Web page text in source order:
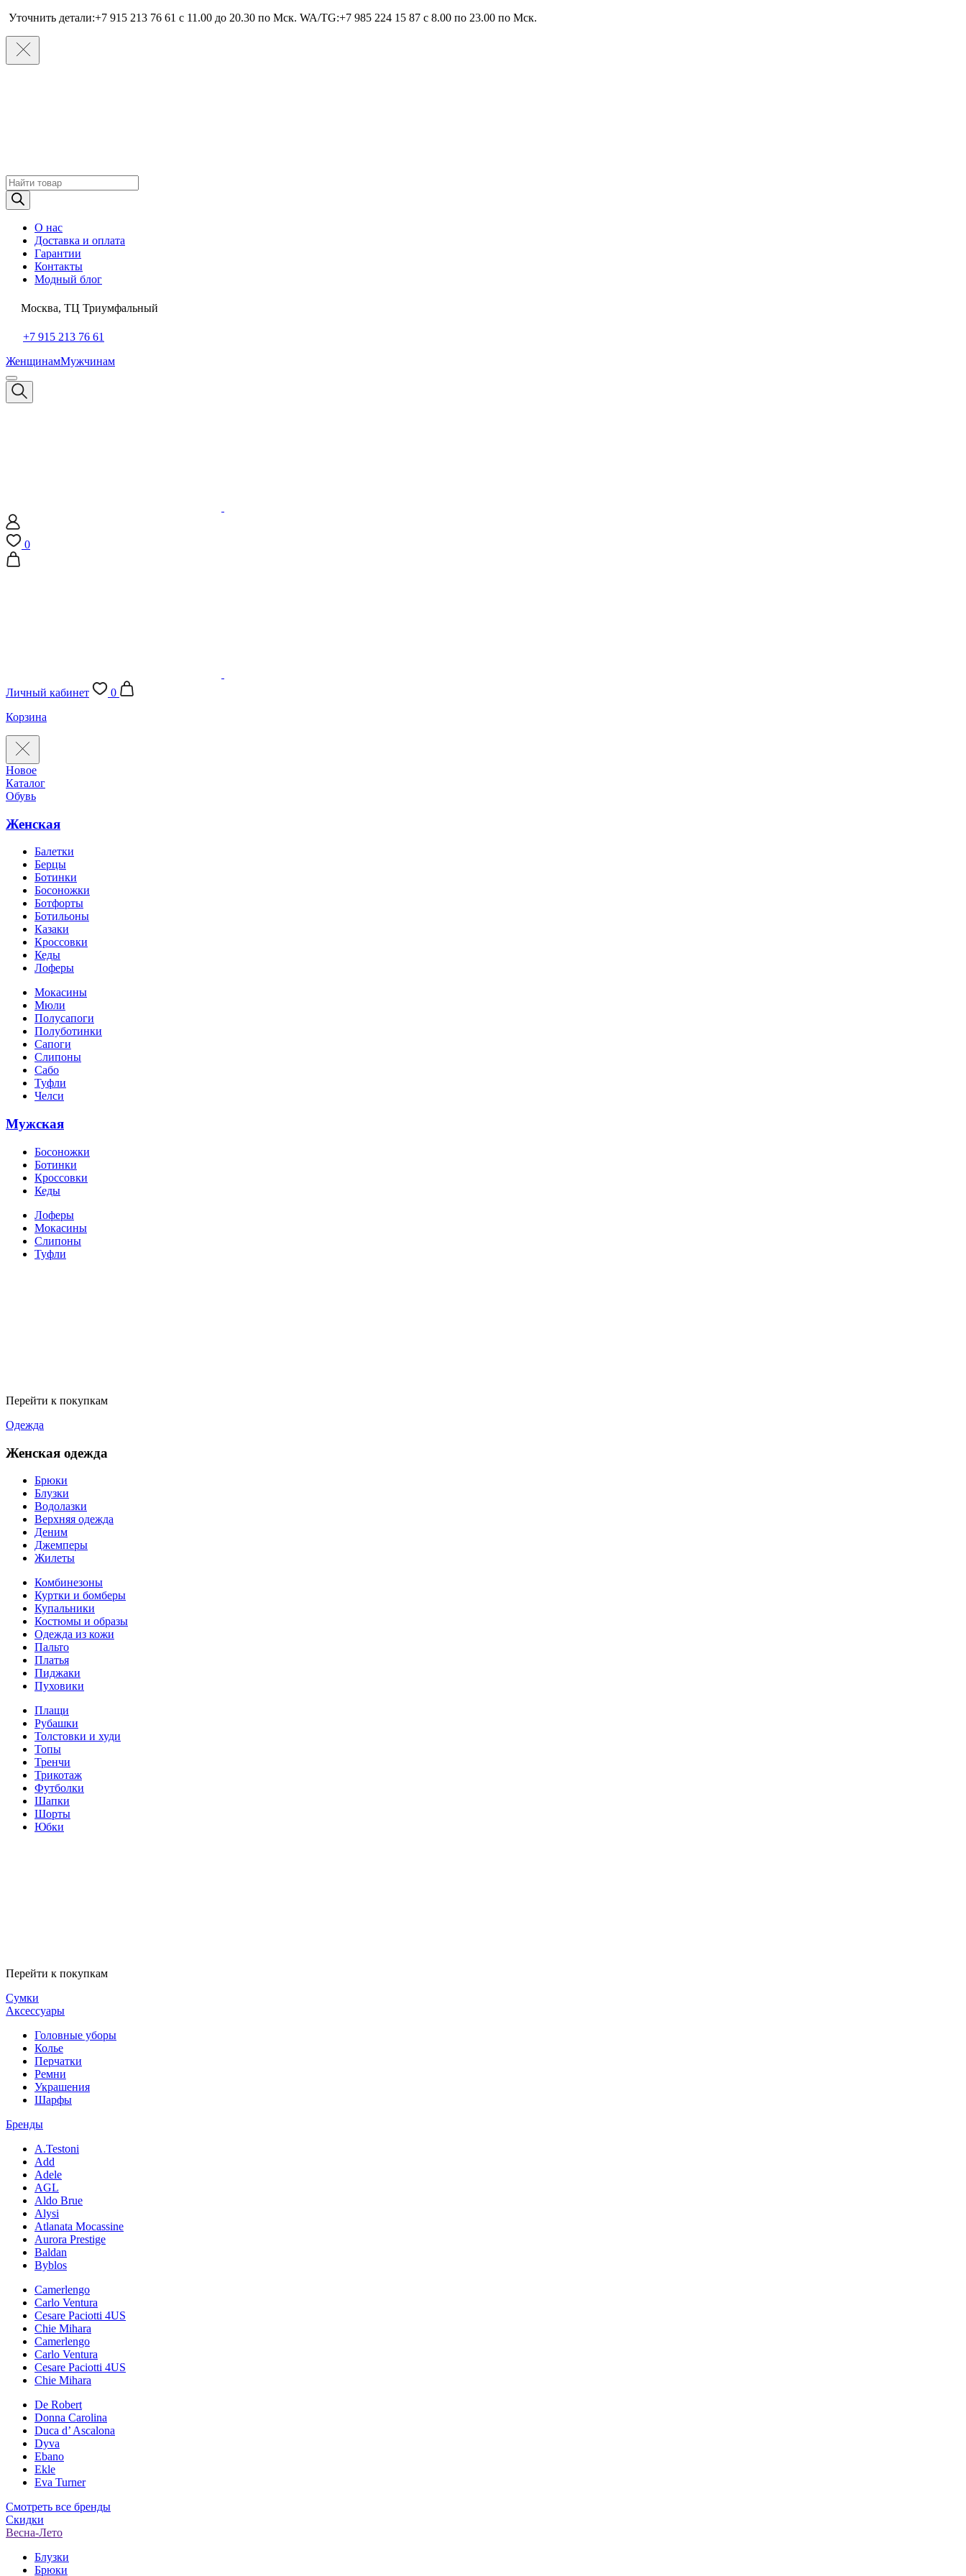
Уточнить детали:+7 915 213 76 61 c 11.00 до 20.30 по Мcк. WA/TG:+7 985 224 15 87 c 8.00 по 23.00 по Мcк.
Поиск
товаров
О нас
Доставка и оплата
Гарантии
Контакты
Модный блог
Москва, ТЦ Триумфальный
+7 915 213 76 61
ЖенщинамМужчинам
0
Личный кабинет
0
Корзина
Новое
Каталог
Обувь
Женская
Балетки
Берцы
Ботинки
Босоножки
Ботфорты
Ботильоны
Казаки
Кроссовки
Кеды
Лоферы
Мокасины
Мюли
Полусапоги
Полуботинки
Сапоги
Слипоны
Сабо
Туфли
Челси
Мужская
Босоножки
Ботинки
Кроссовки
Кеды
Лоферы
Мокасины
Слипоны
Туфли
Перейти к покупкам
Одежда
Женская одежда
Брюки
Блузки
Водолазки
Верхняя одежда
Деним
Джемперы
Жилеты
Комбинезоны
Куртки и бомберы
Купальники
Костюмы и образы
Одежда из кожи
Пальто
Платья
Пиджаки
Пуховики
Плащи
Рубашки
Толстовки и худи
Топы
Тренчи
Трикотаж
Футболки
Шапки
Шорты
Юбки
Перейти к покупкам
Сумки
Аксессуары
Головные уборы
Колье
Перчатки
Ремни
Украшения
Шарфы
Бренды
A.Testoni
Add
Adele
AGL
Aldo Brue
Alysi
Atlanata Mocassine
Aurora Prestige
Baldan
Byblos
Camerlengo
Carlo Ventura
Cesare Paciotti 4US
Chie Mihara
Camerlengo
Carlo Ventura
Cesare Paciotti 4US
Chie Mihara
De Robert
Donna Carolina
Duca d’ Ascalona
Dyva
Ebano
Ekle
Eva Turner
Смотреть все бренды
Скидки
Весна-Лето
Блузки
Брюки